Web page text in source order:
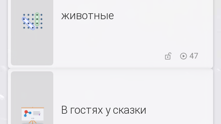
животные
47
В гостях у сказки